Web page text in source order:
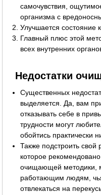
самочувствия,
организма с
Улучшается состояние
Главный плюс этой
всех внутренних
Недостатки
Существенных
выделяется. Да, вам
отказывать себе в
трудности могут
обойтись практически
Также подстроить
которое
очищающей методики,
работающим людям,
отвлекаться на